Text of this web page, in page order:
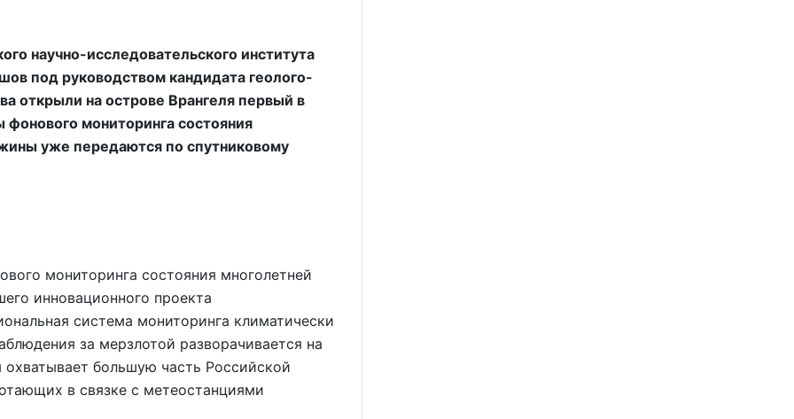
научно-исследовательского института
под руководством кандидата геолого-
открыли на острове Врангеля первый в
фонового мониторинга состояния
уже передаются по спутниковому
мониторинга состояния многолетней
инновационного проекта
система мониторинга климатически
за мерзлотой разворачивается на
большую часть Россий­ской
в связке с метеостанциями